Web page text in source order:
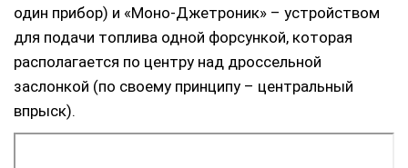
один прибор) и «Моно-Джетроник» – устройством
для подачи топлива одной форсункой, которая
располагается по центру над дроссельной
заслонкой (по своему принципу – центральный
впрыск).